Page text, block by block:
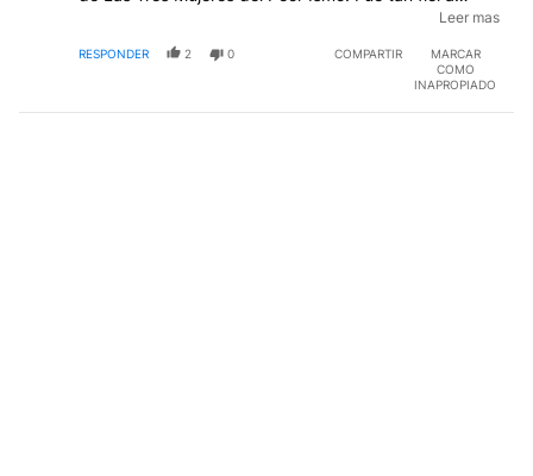
Perón como Eva, peo no se gastó la guita del país en
sindicalistas que prefirieron apoyar el golpe con
Massera antes de permitir una coalición salvadora, y
Leer mas
RESPONDER 2 0 COMPARTIR
MARCAR
COMO
INAPROPIADO